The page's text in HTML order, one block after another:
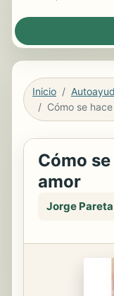
Inicio
Cómo se
Cómo
amor
Jorge Pareta